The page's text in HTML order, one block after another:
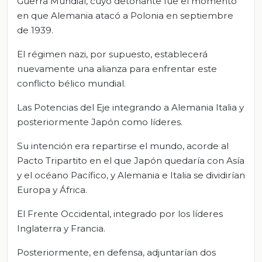
en que Alemania atacó a Polonia en septiembre
de 1939.
El régimen nazi, por supuesto, establecerá
nuevamente una alianza para enfrentar este
conflicto bélico mundial.
Las Potencias del Eje integrando a Alemania Italia y
posteriormente Japón como líderes.
Su intención era repartirse el mundo, acorde al
Pacto Tripartito en el que Japón quedaría con Asía
y el océano Pacífico, y Alemania e Italia se dividirían
Europa y África.
El Frente Occidental, integrado por los líderes
Inglaterra y Francia.
Posteriormente, en defensa, adjuntarían dos